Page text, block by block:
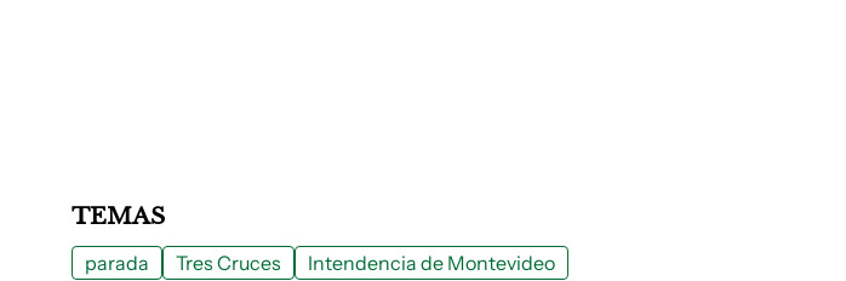
TEMAS
parada Tres Cruces Intendencia de Montevideo